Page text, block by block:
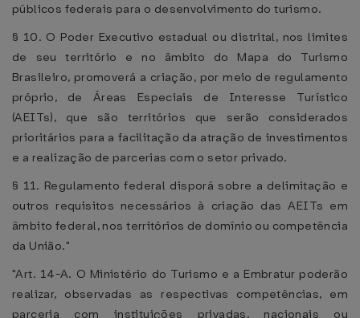
públicos federais para o desenvolvimento do turismo.
§ 10. O Poder Executivo estadual ou distrital, nos limites
de seu território e no âmbito do Mapa do Turismo
Brasileiro, promoverá a criação, por meio de regulamento
próprio, de Áreas Especiais de Interesse Turístico
(AEITs), que são territórios que serão considerados
prioritários para a facilitação da atração de investimentos
e a realização de parcerias com o setor privado.
§ 11. Regulamento federal disporá sobre a delimitação e
outros requisitos necessários à criação das AEITs em
âmbito federal, nos territórios de domínio ou competência
da União."
"Art. 14-A. O Ministério do Turismo e a Embratur poderão
realizar, observadas as respectivas competências, em
parceria com instituições privadas, nacionais ou